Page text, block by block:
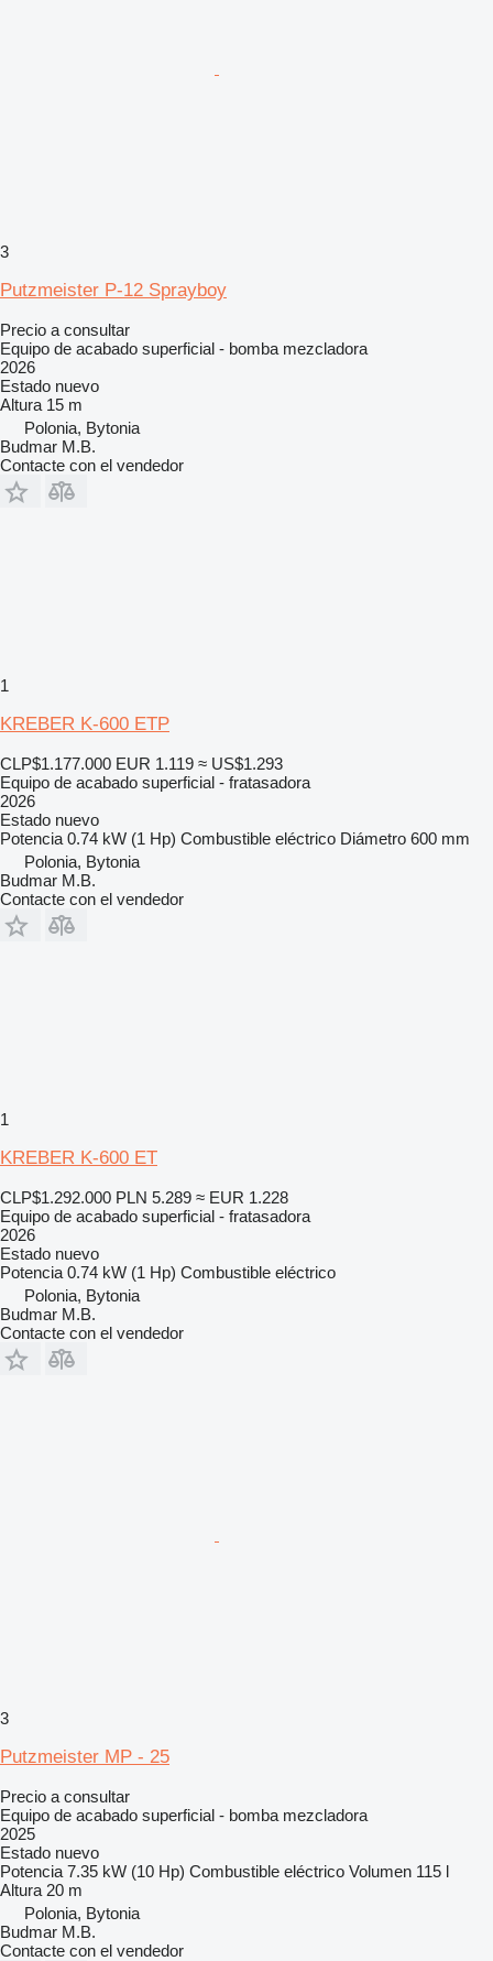
3
Putzmeister P-12 Sprayboy
Precio a consultar
Equipo de acabado superficial - bomba mezcladora
2026
Estado nuevo
Altura 15 m
Polonia, Bytonia
Budmar M.B.
Contacte con el vendedor
1
KREBER K-600 ETP
CLP$1.177.000 EUR 1.119 ≈ US$1.293
Equipo de acabado superficial - fratasadora
2026
Estado nuevo
Potencia 0.74 kW (1 Hp) Combustible eléctrico Diámetro 600 mm
Polonia, Bytonia
Budmar M.B.
Contacte con el vendedor
1
KREBER K-600 ET
CLP$1.292.000 PLN 5.289 ≈ EUR 1.228
Equipo de acabado superficial - fratasadora
2026
Estado nuevo
Potencia 0.74 kW (1 Hp) Combustible eléctrico
Polonia, Bytonia
Budmar M.B.
Contacte con el vendedor
3
Putzmeister MP - 25
Precio a consultar
Equipo de acabado superficial - bomba mezcladora
2025
Estado nuevo
Potencia 7.35 kW (10 Hp) Combustible eléctrico Volumen 115 l
Altura 20 m
Polonia, Bytonia
Budmar M.B.
Contacte con el vendedor